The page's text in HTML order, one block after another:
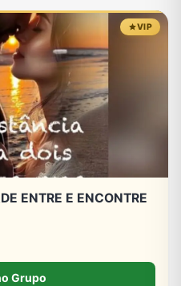
VIP
ENTRE E ENCONTRE
Grupo